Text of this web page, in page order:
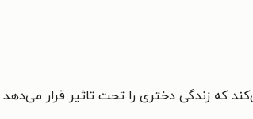
که زندگی دختری را تحت تاثیر قرار می‌دهد.